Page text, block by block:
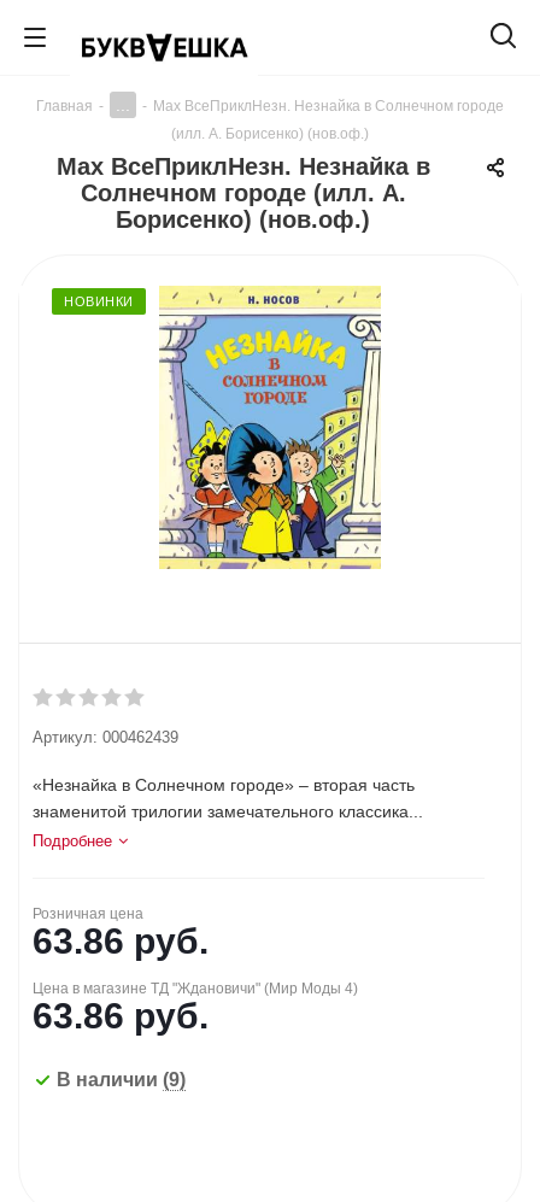
Главная - - Мах ВсеПриклНезн. Незнайка в Солнечном городе
(илл. А. Борисенко) (нов.оф.)
Мах ВсеПриклНезн. Незнайка в
Солнечном городе (илл. А.
Борисенко) (нов.оф.)
НОВИНКИ
Артикул: 000462439
«Незнайка в Солнечном городе» – вторая часть
знаменитой трилогии замечательного классика...
Подробнее
Розничная цена
63.86 руб.
Цена в магазине ТД "Ждановичи" (Мир Моды 4)
63.86 руб.
В наличии (9)